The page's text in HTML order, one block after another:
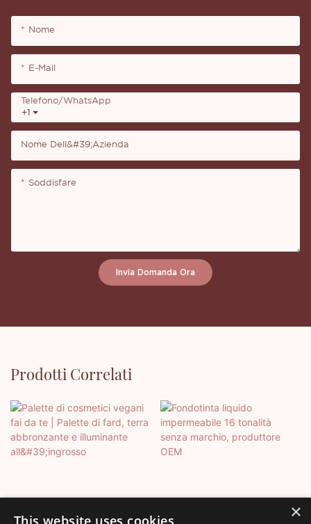
Nome
E-Mail
+1
Telefono/WhatsApp
Nome Dell&#39;azienda
Soddisfare
Invia Domanda Ora
Prodotti Correlati
×
This website uses cookies